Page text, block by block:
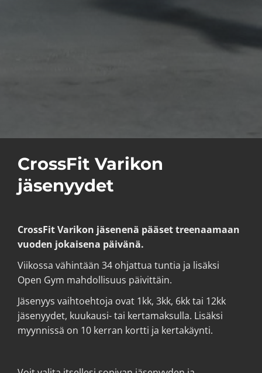
CrossFit Varikon
jäsenyydet
CrossFit Varikon jäsenenä pääset treenaamaan
vuoden jokaisena päivänä.
Viikossa vähintään 34 ohjattua tuntia ja lisäksi
Open Gym mahdollisuus päivittäin.
Jäsenyys vaihtoehtoja ovat 1kk, 3kk, 6kk tai 12kk
jäsenyydet, kuukausi- tai kertamaksulla. Lisäksi
myynnissä on 10 kerran kortti ja kertakäynti.